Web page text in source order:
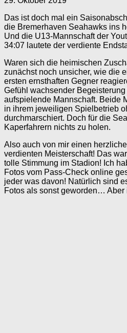
Das ist doch mal ein
die Bremerhaven Seahawks ins
Und die U13-Mannschaft der
34:07 lautete der verdiente
Waren sich die heimischen
zunächst noch unsicher, wie die
ersten ernsthaften Gegner
Gefühl wachsender
aufspielende Mannschaft. Beide
in ihrem jeweiligen Spielbetrieb
durchmarschiert. Doch für die
Kaperfahrern nichts zu holen.
Also auch von mir einen
verdienten Meisterschaft! Das
tolle Stimmung im Stadion! Ich
Fotos vom Pass-Check online
jeder was davon! Natürlich sind
Fotos als sonst geworden…